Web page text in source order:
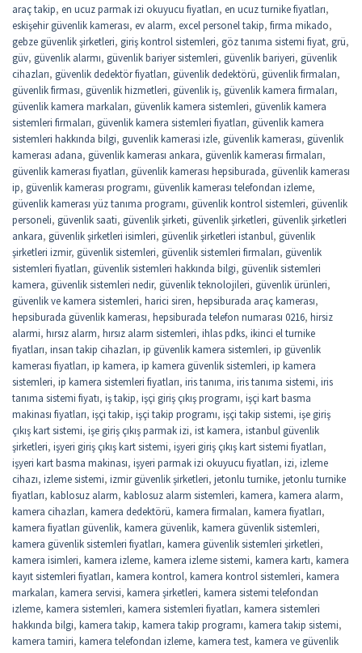
araç takip, en ucuz parmak izi okuyucu fiyatları, en ucuz turnike fiyatları,
eskişehir güvenlik kamerası, ev alarm, excel personel takip, firma mikado,
gebze güvenlik şirketleri, giriş kontrol sistemleri, göz tanıma sistemi fiyat, grü,
güv, güvenlik alarmı, güvenlik bariyer sistemleri, güvenlik bariyeri, güvenlik
cihazları, güvenlik dedektör fiyatları, güvenlik dedektörü, güvenlik firmaları,
güvenlik firması, güvenlik hizmetleri, güvenlik iş, güvenlik kamera firmaları,
güvenlik kamera markaları, güvenlik kamera sistemleri, güvenlik kamera
sistemleri firmaları, güvenlik kamera sistemleri fiyatları, güvenlik kamera
sistemleri hakkında bilgi, guvenlik kamerasi izle, güvenlik kamerası, güvenlik
kamerası adana, güvenlik kamerası ankara, güvenlik kamerası firmaları,
güvenlik kamerası fiyatları, güvenlik kamerası hepsiburada, güvenlik kamerası
ip, güvenlik kamerası programı, güvenlik kamerası telefondan izleme,
güvenlik kamerası yüz tanıma programı, güvenlik kontrol sistemleri, güvenlik
personeli, güvenlik saati, güvenlik şirketi, güvenlik şirketleri, güvenlik şirketleri
ankara, güvenlik şirketleri isimleri, güvenlik şirketleri istanbul, güvenlik
şirketleri izmir, güvenlik sistemleri, güvenlik sistemleri firmaları, güvenlik
sistemleri fiyatları, güvenlik sistemleri hakkında bilgi, güvenlik sistemleri
kamera, güvenlik sistemleri nedir, güvenlik teknolojileri, güvenlik ürünleri,
güvenlik ve kamera sistemleri, harici siren, hepsiburada araç kamerası,
hepsiburada güvenlik kamerası, hepsiburada telefon numarası 0216, hirsiz
alarmi, hırsız alarm, hırsız alarm sistemleri, ihlas pdks, ikinci el turnike
fiyatları, insan takip cihazları, ip güvenlik kamera sistemleri, ip güvenlik
kamerası fiyatları, ip kamera, ip kamera güvenlik sistemleri, ip kamera
sistemleri, ip kamera sistemleri fiyatları, iris tanıma, iris tanıma sistemi, iris
tanıma sistemi fiyatı, iş takip, işçi giriş çıkış programı, işçi kart basma
makinası fiyatları, işçi takip, işçi takip programı, işçi takip sistemi, işe giriş
çıkış kart sistemi, işe giriş çıkış parmak izi, ist kamera, istanbul güvenlik
şirketleri, işyeri giriş çıkış kart sistemi, işyeri giriş çıkış kart sistemi fiyatları,
işyeri kart basma makinası, işyeri parmak izi okuyucu fiyatları, izi, izleme
cihazı, izleme sistemi, izmir güvenlik şirketleri, jetonlu turnike, jetonlu turnike
fiyatları, kablosuz alarm, kablosuz alarm sistemleri, kamera, kamera alarm,
kamera cihazları, kamera dedektörü, kamera firmaları, kamera fiyatları,
kamera fiyatları güvenlik, kamera güvenlik, kamera güvenlik sistemleri,
kamera güvenlik sistemleri fiyatları, kamera güvenlik sistemleri şirketleri,
kamera isimleri, kamera izleme, kamera izleme sistemi, kamera kartı, kamera
kayıt sistemleri fiyatları, kamera kontrol, kamera kontrol sistemleri, kamera
markaları, kamera servisi, kamera şirketleri, kamera sistemi telefondan
izleme, kamera sistemleri, kamera sistemleri fiyatları, kamera sistemleri
hakkında bilgi, kamera takip, kamera takip programı, kamera takip sistemi,
kamera tamiri, kamera telefondan izleme, kamera test, kamera ve güvenlik